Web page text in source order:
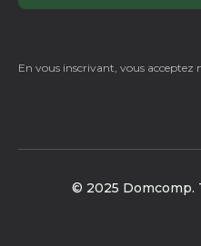
En vous inscrivant, vous acceptez
© 2025 Domcomp.